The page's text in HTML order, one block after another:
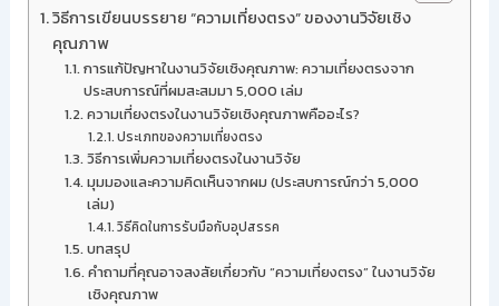
วิธีการเขียนบรรยาย “ความเที่ยงตรง” ของงานวิจัยเชิง
คุณภาพ
การแก้ปัญหาในงานวิจัยเชิงคุณภาพ: ความเที่ยงตรงจาก
ประสบการณ์ที่ผมสะสมมา 5,000 เล่ม
ความเที่ยงตรงในงานวิจัยเชิงคุณภาพคืออะไร?
ประเภทของความเที่ยงตรง
วิธีการเพิ่มความเที่ยงตรงในงานวิจัย
มุมมองและความคิดเห็นจากผม (ประสบการณ์กว่า 5,000
เล่ม)
วิธีคิดในการรับมือกับอุปสรรค
บทสรุป
คำถามที่คุณอาจสงสัยเกี่ยวกับ “ความเที่ยงตรง” ในงานวิจัย
เชิงคุณภาพ